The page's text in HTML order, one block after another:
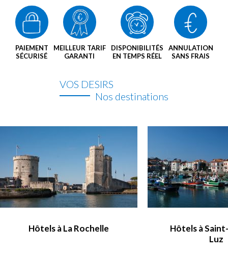
PAIEMENT
SÉCURISÉ
MEILLEUR TARIF
GARANTI
DISPONIBILITÉS
EN TEMPS RÉEL
ANNULATION
SANS FRAIS
VOS DESIRS
Nos destinations
Hôtels à La Rochelle
Hôtels à
Luz